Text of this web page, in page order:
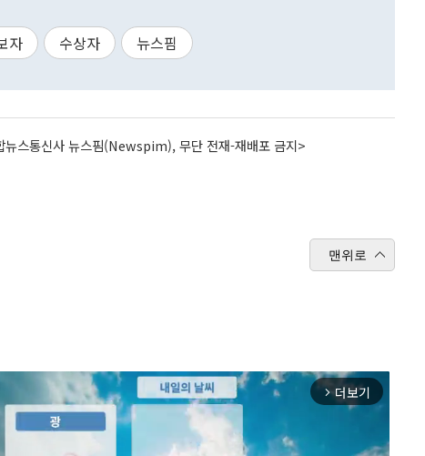
자 수상자 뉴스핌
뉴스통신사 뉴스핌(Newspim), 무단 전재-재배포 금지>
맨위로
arrow_forward_ios 더보기